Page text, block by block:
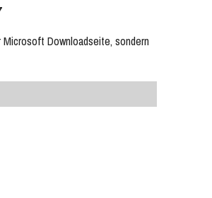
Downloadseite, sondern